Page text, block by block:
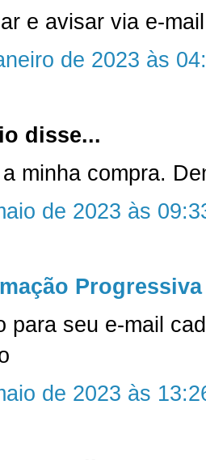
e avisar via e-
de 2023 às
disse...
minha compra.
de 2023 às
Progressiva
para seu e-mail
de 2023 às